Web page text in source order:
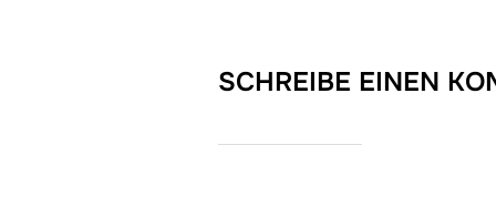
SCHREIBE EINEN